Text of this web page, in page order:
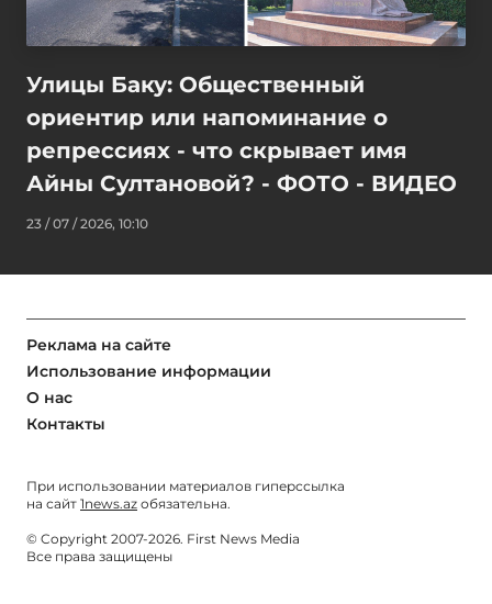
Улицы Баку: Общественный
ориентир или напоминание о
репрессиях - что скрывает имя
Айны Султановой? - ФОТО - ВИДЕО
23 / 07 / 2026, 10:10
Реклама на сайте
Использование информации
О нас
Контакты
При использовании материалов гиперссылка
на сайт 1news.az обязательна.
© Copyright 2007-2026. First News Media
Все права защищены